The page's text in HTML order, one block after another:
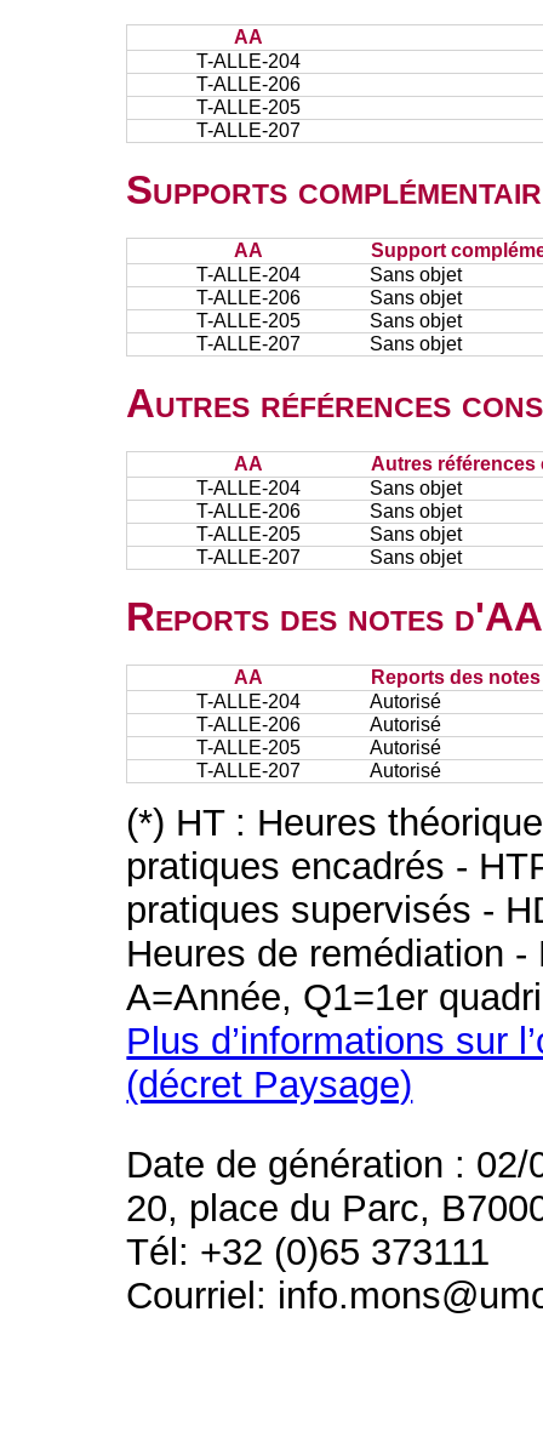
AA
T-ALLE-204
T-ALLE-206
T-ALLE-205
T-ALLE-207
Supports
AA
Support
T-ALLE-204
Sans objet
T-ALLE-206
Sans objet
T-ALLE-205
Sans objet
T-ALLE-207
Sans objet
Autres références
AA
Autres références
T-ALLE-204
Sans objet
T-ALLE-206
Sans objet
T-ALLE-205
Sans objet
T-ALLE-207
Sans objet
Reports des notes
AA
Reports des
T-ALLE-204
Autorisé
T-ALLE-206
Autorisé
T-ALLE-205
Autorisé
T-ALLE-207
Autorisé
(*) HT : Heures
pratiques encadrés -
pratiques supervisés -
Heures de remédiation
A=Année, Q1=1er
Plus d’informations sur
(décret Paysage)
Date de génération : 02/
20, place du Parc,
Tél: +32 (0)65 373111
Courriel: